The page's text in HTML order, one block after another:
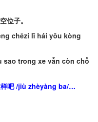
位子。
chēzi lǐ hái yǒu kòng
sao trong xe vẫn còn chỗ
吧/jiù zhèyàng ba/…